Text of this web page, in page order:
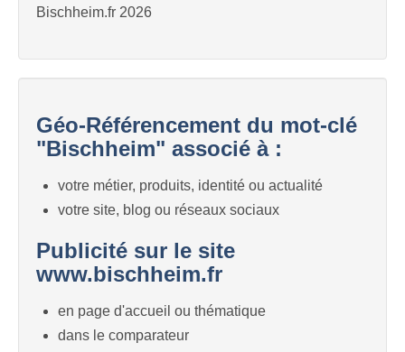
Bischheim.fr 2026
Géo-Référencement du mot-clé
"Bischheim" associé à :
votre métier, produits, identité ou actualité
votre site, blog ou réseaux sociaux
Publicité sur le site
www.bischheim.fr
en page d'accueil ou thématique
dans le comparateur